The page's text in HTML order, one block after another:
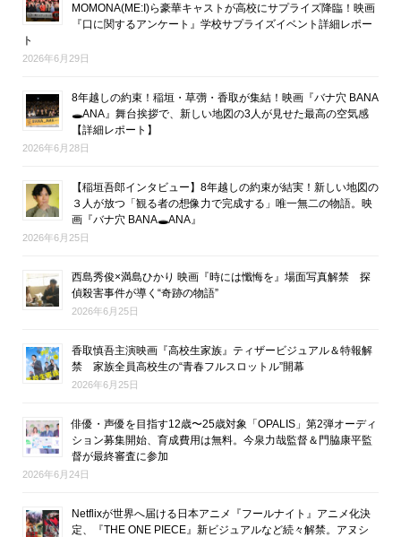
MOMONA(ME:I)ら豪華キャストが高校にサプライズ降臨！映画
『口に関するアンケート』学校サプライズイベント詳細レポー
ト
2026年6月29日
8年越しの約束！稲垣・草彅・香取が集結！映画『バナ穴 BANA
🕳ANA』舞台挨拶で、新しい地図の3人が見せた最高の空気感
【詳細レポート】
2026年6月28日
【稲垣吾郎インタビュー】8年越しの約束が結実！新しい地図の
３人が放つ「観る者の想像力で完成する」唯一無二の物語。映
画『バナ穴 BANA🕳ANA』
2026年6月25日
西島秀俊×満島ひかり 映画『時には懺悔を』場面写真解禁 探
偵殺害事件が導く“奇跡の物語”
2026年6月25日
香取慎吾主演映画『高校生家族』ティザービジュアル＆特報解
禁 家族全員高校生の“青春フルスロットル”開幕
2026年6月25日
俳優・声優を目指す12歳〜25歳対象「OPALIS」第2弾オーディ
ション募集開始、育成費用は無料。今泉力哉監督＆門脇康平監
督が最終審査に参加
2026年6月24日
Netflixが世界へ届ける日本アニメ『フールナイト』アニメ化決
定、『THE ONE PIECE』新ビジュアルなど続々解禁。アヌシ